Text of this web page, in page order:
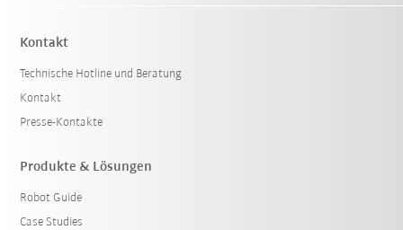
Kontakt
Technische Hotline und Beratung
Kontakt
Presse-Kontakte
Produkte & Lösungen
Robot Guide
Case Studies